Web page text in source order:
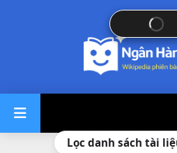
Lọc danh sách tài